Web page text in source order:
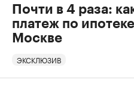
Почти в 4 раза:
платеж по
Москве
ЭКСКЛЮЗИВ